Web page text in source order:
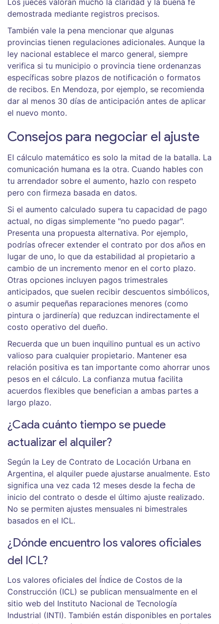
Los jueces valoran mucho la claridad y la buena fe
demostrada mediante registros precisos.
También vale la pena mencionar que algunas
provincias tienen regulaciones adicionales. Aunque la
ley nacional establece el marco general, siempre
verifica si tu municipio o provincia tiene ordenanzas
específicas sobre plazos de notificación o formatos
de recibos. En Mendoza, por ejemplo, se recomienda
dar al menos 30 días de anticipación antes de aplicar
el nuevo monto.
Consejos para negociar el ajuste
El cálculo matemático es solo la mitad de la batalla. La
comunicación humana es la otra. Cuando hables con
tu arrendador sobre el aumento, hazlo con respeto
pero con firmeza basada en datos.
Si el aumento calculado supera tu capacidad de pago
actual, no digas simplemente "no puedo pagar".
Presenta una propuesta alternativa. Por ejemplo,
podrías ofrecer extender el contrato por dos años en
lugar de uno, lo que da estabilidad al propietario a
cambio de un incremento menor en el corto plazo.
Otras opciones incluyen pagos trimestrales
anticipados, que suelen recibir descuentos simbólicos,
o asumir pequeñas reparaciones menores (como
pintura o jardinería) que reduzcan indirectamente el
costo operativo del dueño.
Recuerda que un buen inquilino puntual es un activo
valioso para cualquier propietario. Mantener esa
relación positiva es tan importante como ahorrar unos
pesos en el cálculo. La confianza mutua facilita
acuerdos flexibles que benefician a ambas partes a
largo plazo.
¿Cada cuánto tiempo se puede
actualizar el alquiler?
Según la Ley de Contrato de Locación Urbana en
Argentina, el alquiler puede ajustarse anualmente. Esto
significa una vez cada 12 meses desde la fecha de
inicio del contrato o desde el último ajuste realizado.
No se permiten ajustes mensuales ni bimestrales
basados en el ICL.
¿Dónde encuentro los valores oficiales
del ICL?
Los valores oficiales del Índice de Costos de la
Construcción (ICL) se publican mensualmente en el
sitio web del Instituto Nacional de Tecnología
Industrial (INTI). También están disponibles en portales